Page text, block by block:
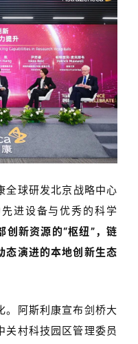
全球研发北京战略中心
进设备与优秀的科学
创新资源的“枢纽”，链
态演进的本地创新生态
。阿斯利康宣布剑桥大
关村科技园区管理委员